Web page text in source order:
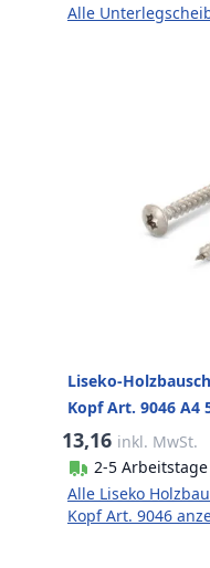
Alle
Liseko-
Kopf Art. 9046 A4
13,16 inkl. MwSt.
2-5 Arbeitstage
Alle Liseko
Kopf Art. 9046